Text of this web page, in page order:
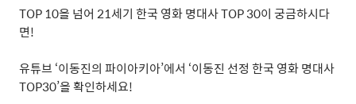
TOP 10을 넘어 21세기 한국 영화 명대사TOP 30이 궁금하시다
면!
유튜브 ‘이동진의 파이아키아’에서 ‘이동진 선정 한국 영화 명대사
TOP30’을 확인하세요!